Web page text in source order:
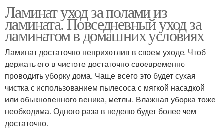
Ламинат уход за полами из
ламината. Повседневный уход за
ламинатом в домашних условиях
Ламинат достаточно неприхотлив в своем уходе. Чтоб
держать его в чистоте достаточно своевременно
проводить уборку дома. Чаще всего это будет сухая
чистка с использованием пылесоса с мягкой насадкой
или обыкновенного веника, метлы. Влажная уборка тоже
необходима. Одного раза в неделю будет более чем
достаточно.